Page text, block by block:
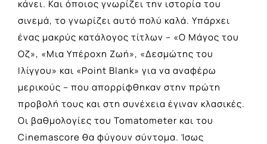
κάνει. Και όποιος γνωρίζει την ιστορία του
σινεμά, το γνωρίζει αυτό πολύ καλά. Υπάρχει
ένας μακρύς κατάλογος τίτλων – «Ο Μάγος του
Οζ», «Μια Υπέροχη Ζωή», «Δεσμώτης του
Ιλίγγου» και «Point Blank» για να αναφέρω
μερικούς – που απορρίφθηκαν στην πρώτη
προβολή τους και στη συνέχεια έγιναν κλασικές.
Οι βαθμολογίες του Tomatometer και του
Cinemascore θα φύγουν σύντομα. Ίσως